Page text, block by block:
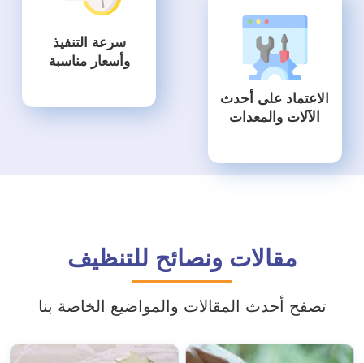
الاعتماد على أحدث
الآلات والمعدات
سرعة التنفيذ
وأسعار مناسبة
مقالات ونصائح للتنظيف
تصفح أحدث المقالات والمواضيع الخاصة بنا